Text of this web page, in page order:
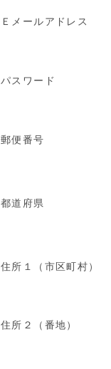
Ｅメールアドレス
パスワード
郵便番号
都道府県
住所１（市区町村）
住所２（番地）